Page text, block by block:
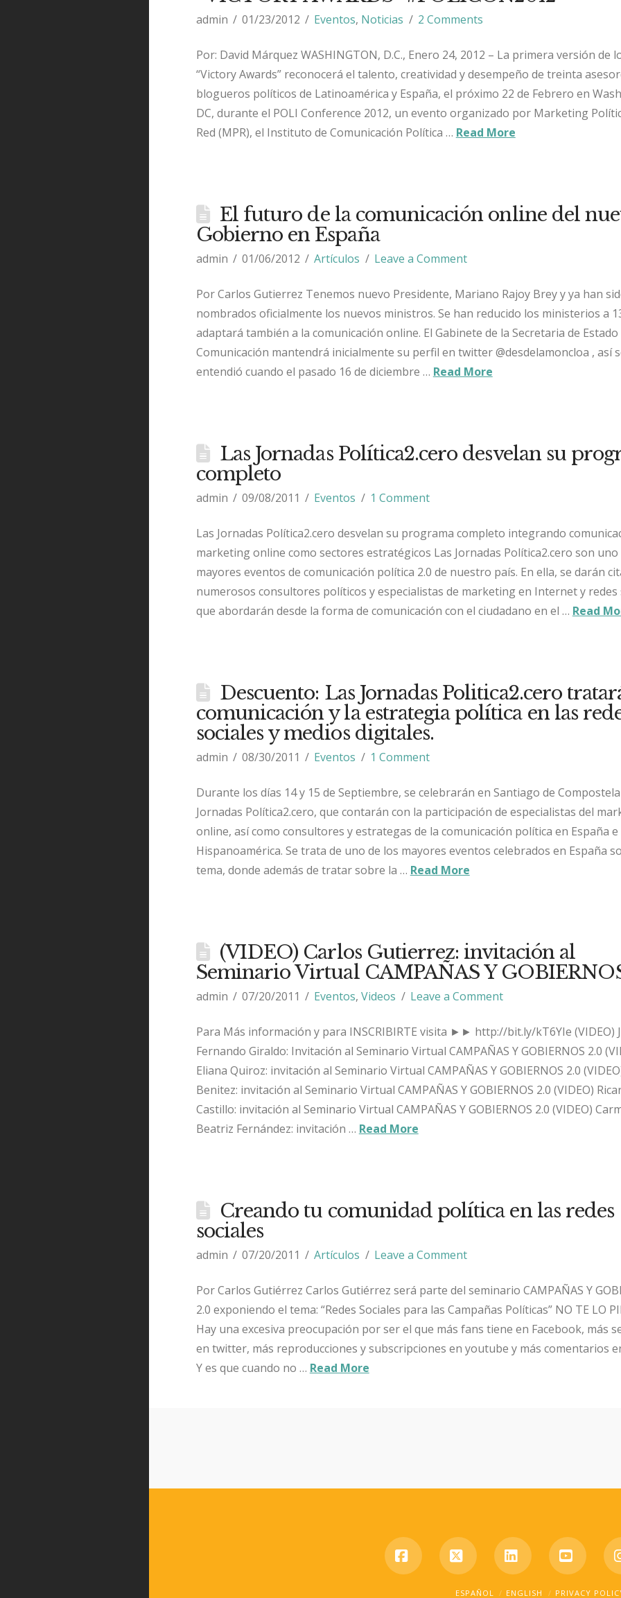
admin 01/23/2012 Eventos, Noticias 2 Comments
Por: David Márquez WASHINGTON, D.C., Enero 24, 2012 – La primera versión de
“Victory Awards” reconocerá el talento, creatividad y desempeño de treinta
blogueros políticos de Latinoamérica y España, el próximo 22 de Febrero en
DC, durante el POLI Conference 2012, un evento organizado por Marketing
Red (MPR), el Instituto de Comunicación Política … Read More
El futuro de la comunicación online del
Gobierno en España
admin 01/06/2012 Artículos Leave a Comment
Por Carlos Gutierrez Tenemos nuevo Presidente, Mariano Rajoy Brey y ya han
nombrados oficialmente los nuevos ministros. Se han reducido los ministerios a
adaptará también a la comunicación online. El Gabinete de la Secretaria de Estado
Comunicación mantendrá inicialmente su perfil en twitter @desdelamoncloa , así
entendió cuando el pasado 16 de diciembre … Read More
Las Jornadas Política2.cero desvelan su
completo
admin 09/08/2011 Eventos 1 Comment
Las Jornadas Política2.cero desvelan su programa completo integrando
marketing online como sectores estratégicos Las Jornadas Política2.cero son uno
mayores eventos de comunicación política 2.0 de nuestro país. En ella, se darán
numerosos consultores políticos y especialistas de marketing en Internet y redes
que abordarán desde la forma de comunicación con el ciudadano en el … Read
Descuento: Las Jornadas Politica2.cero
comunicación y la estrategia política en las
sociales y medios digitales.
admin 08/30/2011 Eventos 1 Comment
Durante los días 14 y 15 de Septiembre, se celebrarán en Santiago de
Jornadas Política2.cero, que contarán con la participación de especialistas del
online, así como consultores y estrategas de la comunicación política en España e
Hispanoamérica. Se trata de uno de los mayores eventos celebrados en España
tema, donde además de tratar sobre la … Read More
(VIDEO) Carlos Gutierrez: invitación al
Seminario Virtual CAMPAÑAS Y
admin 07/20/2011 Eventos,Videos Leave a Comment
Para Más información y para INSCRIBIRTE visita ►► http://bit.ly/kT6YIe (VIDEO)
Fernando Giraldo: Invitación al Seminario Virtual CAMPAÑAS Y GOBIERNOS 2.0
Eliana Quiroz: invitación al Seminario Virtual CAMPAÑAS Y GOBIERNOS 2.0
Benitez: invitación al Seminario Virtual CAMPAÑAS Y GOBIERNOS 2.0 (VIDEO)
Castillo: invitación al Seminario Virtual CAMPAÑAS Y GOBIERNOS 2.0 (VIDEO)
Beatriz Fernández: invitación … Read More
Creando tu comunidad política en las redes
sociales
admin 07/20/2011 Artículos Leave a Comment
Por Carlos Gutiérrez Carlos Gutiérrez será parte del seminario CAMPAÑAS Y
2.0 exponiendo el tema: “Redes Sociales para las Campañas Políticas” NO TE LO
Hay una excesiva preocupación por ser el que más fans tiene en Facebook, más
en twitter, más reproducciones y subscripciones en youtube y más comentarios
Y es que cuando no … Read More
Facebook
X LinkedIn
ESPAÑOL ENGLISH PRIVACY